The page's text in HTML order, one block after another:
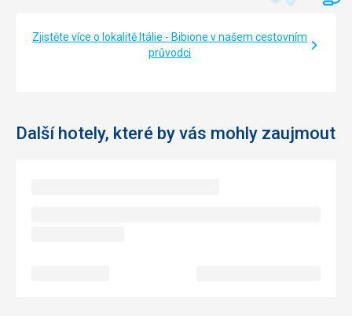
Zjistěte více o lokalitě Itálie - Bibione v našem cestovním
průvodci
Další hotely, které by vás mohly zaujmout